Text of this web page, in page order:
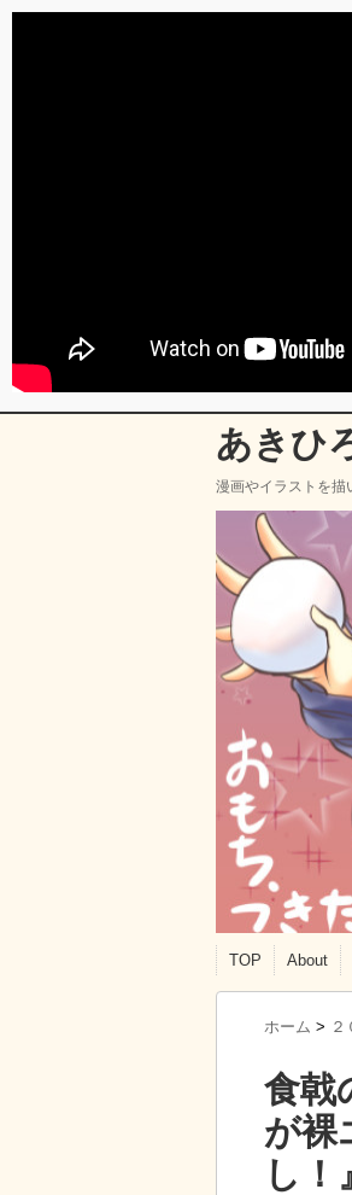
あきひ
漫画やイラストを描
TOP About
ホーム > ２
食戟
が裸
し！